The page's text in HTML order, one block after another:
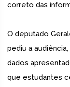
correto das
O deputado
pediu a
dados
que estudantes